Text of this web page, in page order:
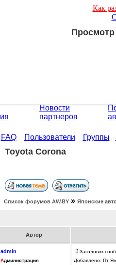
Как
Новости
партнеров
FAQ Пользователи Группы
Toyota Corona
Список форумов АW.BY» Японские
Автор
admin
Администрация
Заголовок
Добавлено: Пт